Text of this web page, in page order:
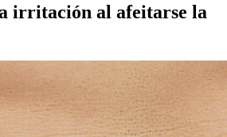
irritación al afeitarse la